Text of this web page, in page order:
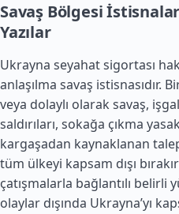
Savaş Bölgesi
Yazılar
Ukrayna seyahat sigortası
anlaşılma savaş istisnasıdır.
veya dolaylı olarak savaş,
saldırıları, sokağa çıkma
kargaşadan kaynaklanan
tüm ülkeyi kapsam dışı
çatışmalarla bağlantılı belirli
olaylar dışında Ukrayna’yı